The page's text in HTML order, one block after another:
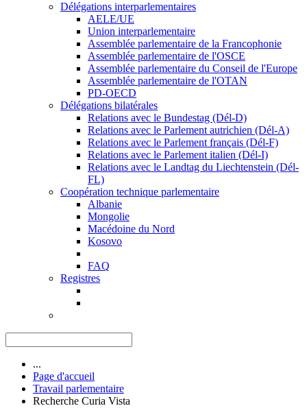
Délégations interparlementaires
AELE/UE
Union interparlementaire
Assemblée parlementaire de la Francophonie
Assemblée parlementaire de l'OSCE
Assemblée parlementaire du Conseil de l'Europe
Assemblée parlementaire de l'OTAN
PD-OECD
Délégations bilatérales
Relations avec le Bundestag (Dél-D)
Relations avec le Parlement autrichien (Dél-A)
Relations avec le Parlement français (Dél-F)
Relations avec le Parlement italien (Dél-I)
Relations avec le Landtag du Liechtenstein (Dél-
FL)
Coopération technique parlementaire
Albanie
Mongolie
Macédoine du Nord
Kosovo
FAQ
Registres
...
Page d'accueil
Travail parlementaire
Recherche Curia Vista